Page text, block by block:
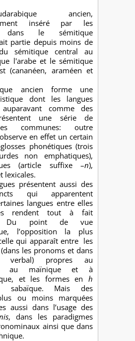
ancien,
inséré par les
dans le sémitique
partie depuis moins de
sémitique central au
l'arabe et le sémitique
(cananéen, araméen et
ancien forme une
dont les langues
auparavant comme des
une série de
communes: outre
en effet un certain
phonétiques (trois
non emphatiques),
(article suffixe –n),
lexicales.
présentent aussi des
qui apparentent
langues entre elles
rendent tout à fait
Du point de vue
l’opposition la plus
qui apparaît entre les
(dans les pronoms et dans
verbal) propres au
au maïnique et à
et les formes en h
sabaïque. Mais des
ou moins marquées
aussi dans l’usage des
, dans les paradigmes
ainsi que dans